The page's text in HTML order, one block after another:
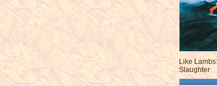
Like
Slaughter